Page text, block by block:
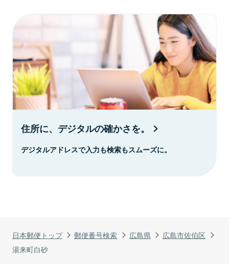
日本郵便トップ 郵便番号検索 広島県
広島市佐伯区
湯来町白砂
住所に、デジタルの確かさを。
デジタルアドレスで入力も検索もスムーズに。